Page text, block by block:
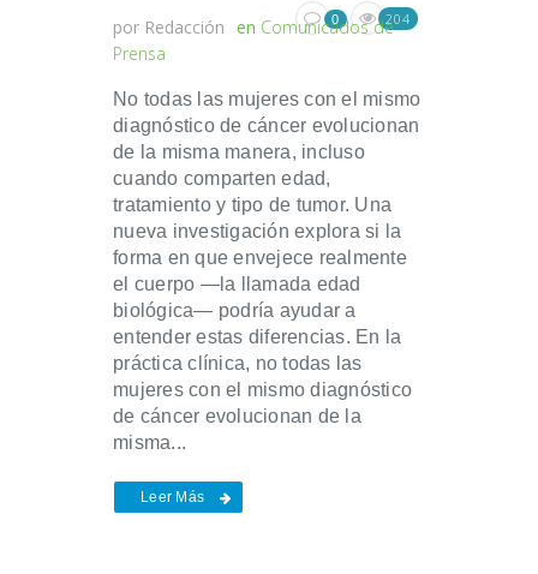
por Redacción en Comunicados de
Prensa
0 204
No todas las mujeres con el mismo
diagnóstico de cáncer evolucionan
de la misma manera, incluso
cuando comparten edad,
tratamiento y tipo de tumor. Una
nueva investigación explora si la
forma en que envejece realmente
el cuerpo —la llamada edad
biológica— podría ayudar a
entender estas diferencias. En la
práctica clínica, no todas las
mujeres con el mismo diagnóstico
de cáncer evolucionan de la
misma...
Leer Más